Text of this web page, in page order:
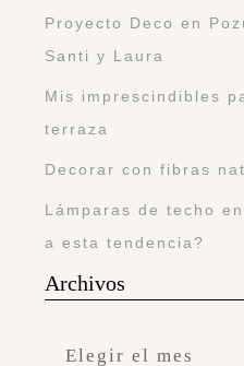
Proyecto Deco en
Santi y Laura
Mis imprescindibles
terraza
Decorar con fibras
Lámparas de techo
a esta tendencia?
Archivos